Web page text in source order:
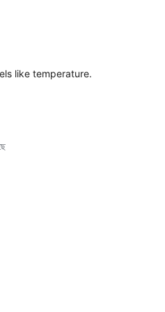
like temperature.